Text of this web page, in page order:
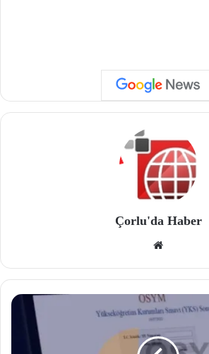
Çorlu'da Haber
site
si